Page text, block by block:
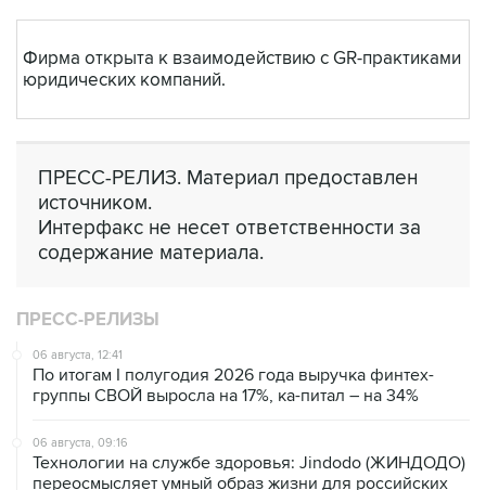
Фирма открыта к взаимодействию с GR-практиками
юридических компаний.
ПРЕСС-РЕЛИЗ. Материал предоставлен
источником.
Интерфакс не несет ответственности за
содержание материала.
ПРЕСС-РЕЛИЗЫ
06 августа, 12:41
По итогам I полугодия 2026 года выручка финтех-
группы СВОЙ выросла на 17%, ка-питал – на 34%
06 августа, 09:16
Технологии на службе здоровья: Jindodo (ЖИНДОДО)
переосмысляет умный образ жизни для российских